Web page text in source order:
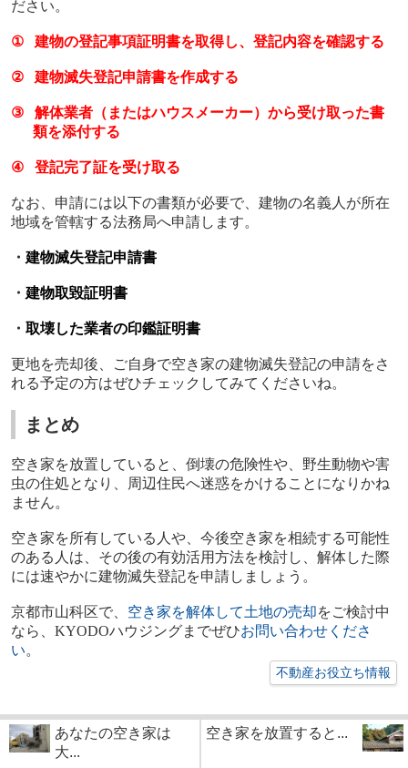
ださい。
① 建物の登記事項証明書を取得し、登記内容を確認する
② 建物滅失登記申請書を作成する
③
解体業者（またはハウスメーカー）から受け取った書
類を添付する
④ 登記完了証を受け取る
なお、申請には以下の書類が必要で、建物の名義人が所在
地域を管轄する法務局へ申請します。
・ 建物滅失登記申請書
・ 建物取毀証明書
・ 取壊した業者の印鑑証明書
更地を売却後、ご自身で空き家の建物滅失登記の申請をさ
れる予定の方はぜひチェックしてみてくださいね。
まとめ
空き家を放置していると、倒壊の危険性や、野生動物や害
虫の住処となり、周辺住民へ迷惑をかけることになりかね
ません。
空き家を所有している人や、今後空き家を相続する可能性
のある人は、その後の有効活用方法を検討し、解体した際
には速やかに建物滅失登記を申請しましょう。
京都市山科区で、 空き家を解体して土地の売却をご検討中
なら、 KYODOハウジングまでぜひお問い合わせくださ
い。
不動産お役立ち情報
あなたの空き家は
大...
空き家を放置すると...